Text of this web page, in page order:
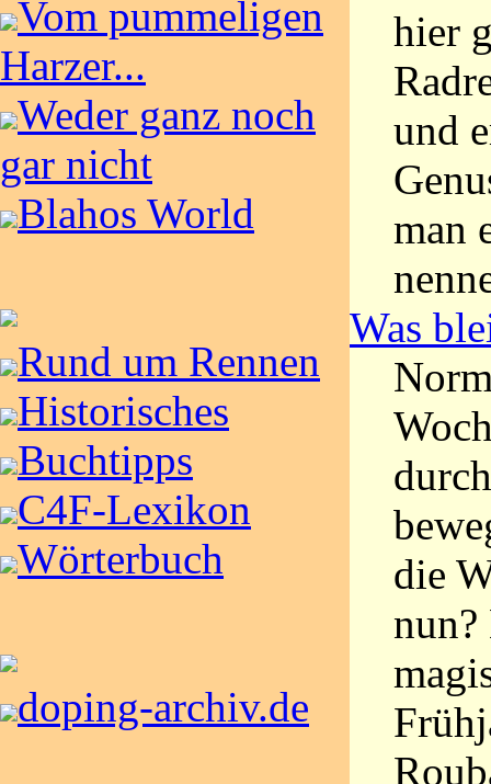
Vom pummeligen
Harzer...
Weder ganz noch
gar nicht
Blahos World
Rund um Rennen
Historisches
Buchtipps
C4F-Lexikon
Wörterbuch
doping-archiv.de
hier
und
man
Was
die